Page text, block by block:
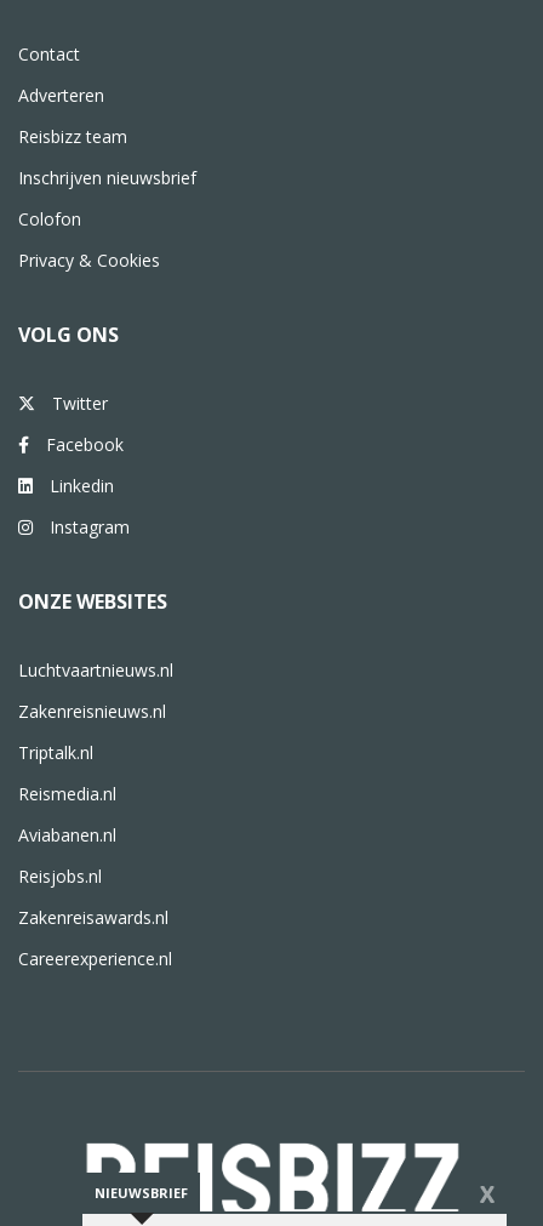
Contact
Adverteren
Reisbizz team
Inschrijven nieuwsbrief
Colofon
Privacy & Cookies
VOLG ONS
Twitter
Facebook
Linkedin
Instagram
ONZE WEBSITES
Luchtvaartnieuws.nl
Zakenreisnieuws.nl
Triptalk.nl
Reismedia.nl
Aviabanen.nl
Reisjobs.nl
Zakenreisawards.nl
Careerexperience.nl
NIEUWSBRIEF X